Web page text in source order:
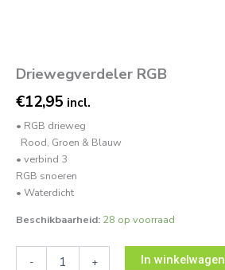
Driewegverdeler RGB
€12,95 incl.
• RGB drieweg
Rood, Groen & Blauw
• verbind 3
RGB snoeren
• Waterdicht
Beschikbaarheid: 28 op voorraad
- + In winkelwagen